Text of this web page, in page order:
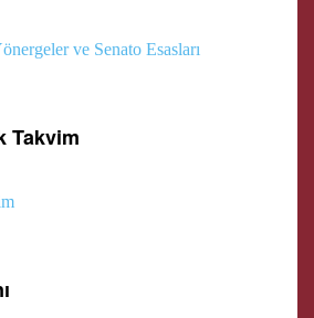
ve Senato Esasları
Takvim